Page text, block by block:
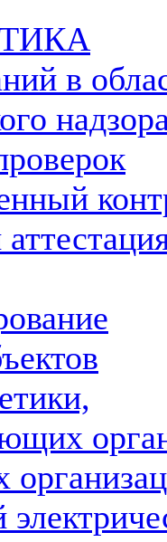
в